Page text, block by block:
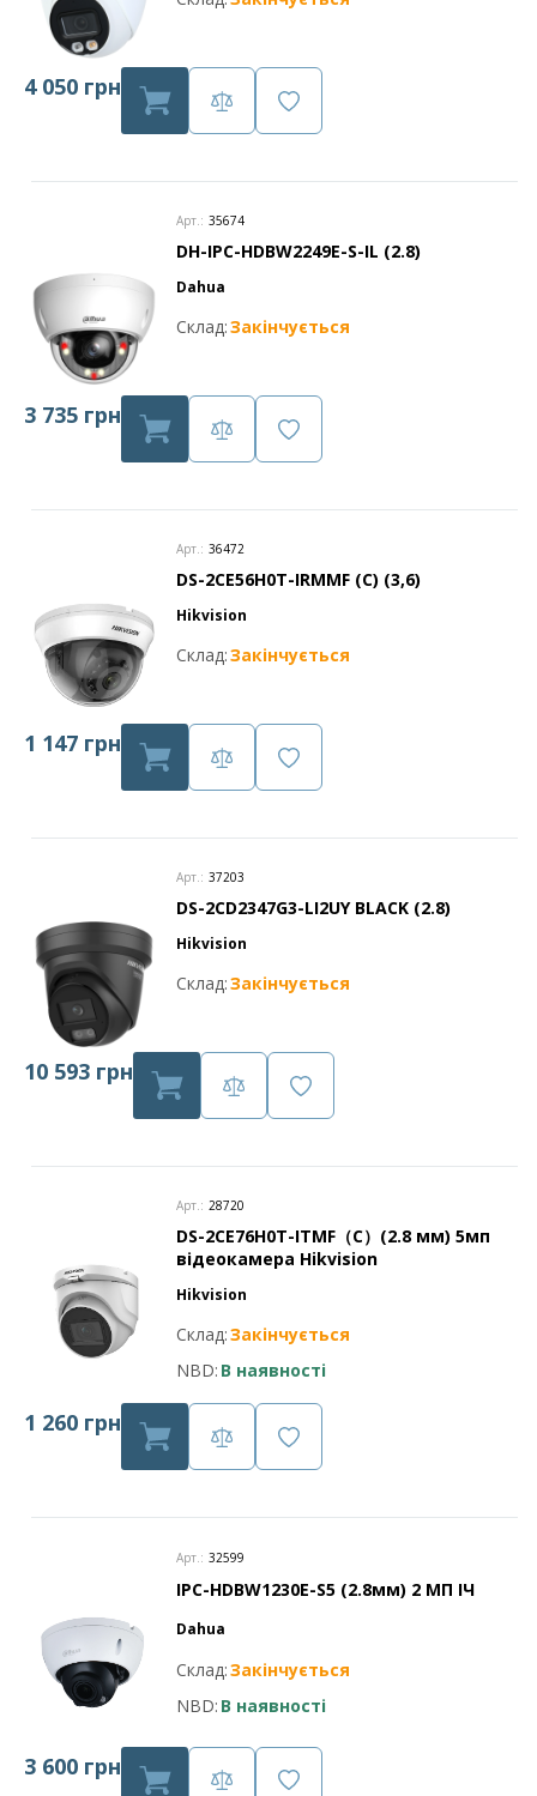
4 050 грн
Арт.: 35674
DH-IPC-HDBW2249E-S-IL (2.8)
Dahua
Склад:Закінчується
3 735 грн
Арт.: 36472
DS-2CE56H0T-IRMMF (C) (3,6)
Hikvision
Склад:Закінчується
1 147 грн
Арт.: 37203
DS-2CD2347G3-LI2UY BLACK (2.8)
Hikvision
Склад:Закінчується
10 593 грн
Арт.: 28720
DS-2CE76H0T-ITMF（C）(2.8 мм) 5мп
відеокамера Hikvision
Hikvision
Склад:Закінчується
NBD: В наявності
1 260 грн
Арт.: 32599
IPC-HDBW1230E-S5 (2.8мм) 2 МП ІЧ
Dahua
Склад:Закінчується
NBD: В наявності
3 600 грн